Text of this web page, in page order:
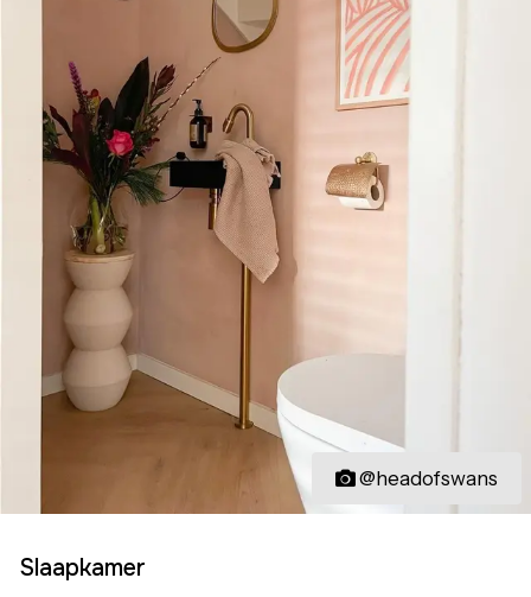
@headofswans
Slaapkamer